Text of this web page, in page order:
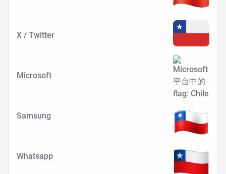
X / Twitter
Microsoft
Samsung
Whatsapp